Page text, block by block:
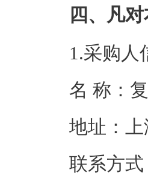
四、凡
1.采购人
名 称
地址
联系